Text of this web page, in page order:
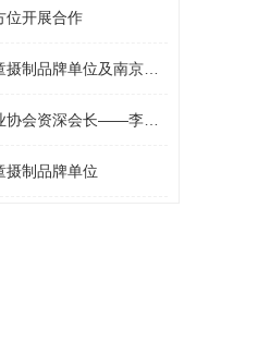
位开展合作
位及南京市相关儿童摄制单位查询
深会长——李久山同志简介
摄制品牌单位